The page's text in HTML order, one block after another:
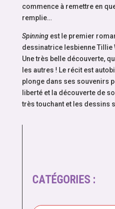
commence à remettre en
remplie…
Spinningest le premier
dessinatrice lesbienne Tillie
Une très belle découverte,
les autres ! Le récit est
plonge dans ses souvenirs
liberté et la découverte de
très touchant et les dessins
CATÉGORIES :